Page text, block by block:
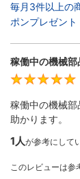
毎月3件以上の
ポンプレゼント
稼働中の機械部
稼働中の機械
助かります。
1人が参考にして
このレビューは参